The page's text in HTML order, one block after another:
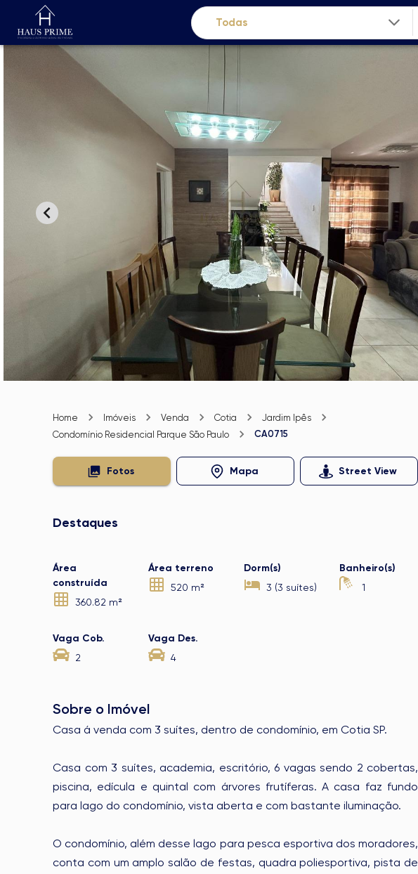
Home Imóveis Venda Cotia
Jardim Ipês
Condomínio Residencial Parque São Paulo
CA0715
Fotos Mapa Street View
Destaques
Área
construída
360.82 m²
Área terreno
520 m²
Dorm(s)
3 (3 suítes)
Banheiro(s)
1
Vaga Cob.
2
Vaga Des.
4
Sobre o Imóvel
Casa á venda com 3 suítes, dentro de condomínio, em Cotia SP.
Casa com 3 suítes, academia, escritório, 6 vagas sendo 2 cobertas,
piscina, edícula e quintal com árvores frutíferas. A casa faz fundo
para lago do condomínio, vista aberta e com bastante iluminação.
O condomínio, além desse lago para pesca esportiva dos moradores,
conta com um amplo salão de festas, quadra poliesportiva, pista de